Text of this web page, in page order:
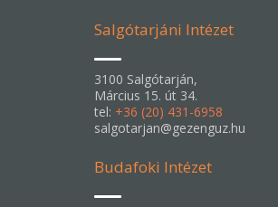
Salgótarjáni Intézet
3100 Salgótarján,
Március 15. út 34.
tel: +36 (20) 431-6958
salgotarjan@gezenguz.hu
Budafoki Intézet